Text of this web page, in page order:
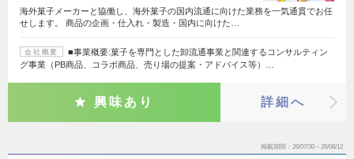
海外菓子メーカーと協働し、海外菓子の国内流通に向けた業務を一気通貫でお任
せします。 商品の企画・仕入れ・製造・国内に向けた…
会社概要
■事業概要:菓子を専門とした卸流通事業と関連するコンサルティン
グ事業（PB商品、コラボ商品、売り場の提案・アドバイス等）…
興味あり 詳細へ
掲載期間 26/07/30～26/08/12